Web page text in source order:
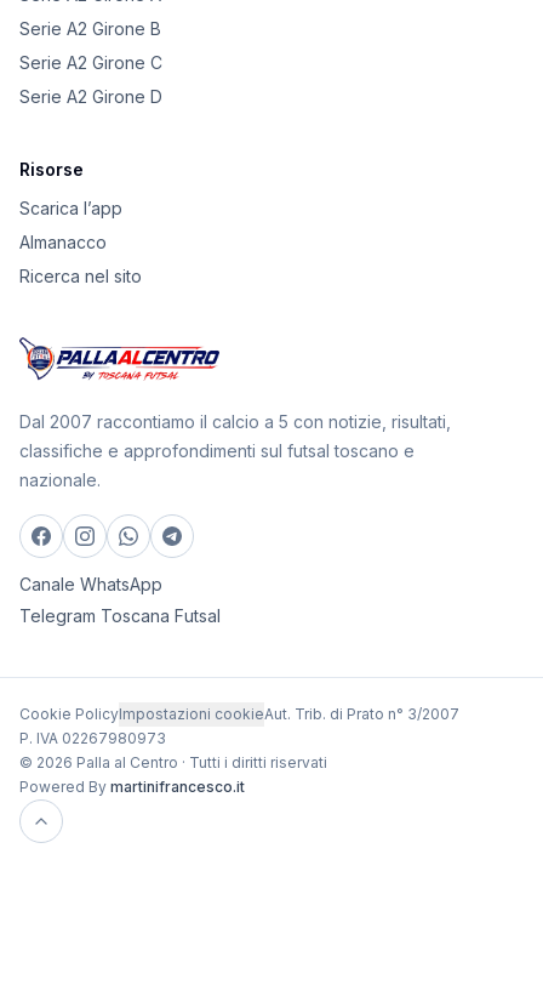
Serie A2 Girone B
Serie A2 Girone C
Serie A2 Girone D
Risorse
Scarica l’app
Almanacco
Ricerca nel sito
Dal 2007 raccontiamo il calcio a 5 con notizie, risultati,
classifiche e approfondimenti sul futsal toscano e
nazionale.
Canale WhatsApp
Telegram Toscana Futsal
Cookie PolicyImpostazioni cookieAut. Trib. di Prato n° 3/2007
P. IVA 02267980973
© 2026 Palla al Centro · Tutti i diritti riservati
Powered By martinifrancesco.it